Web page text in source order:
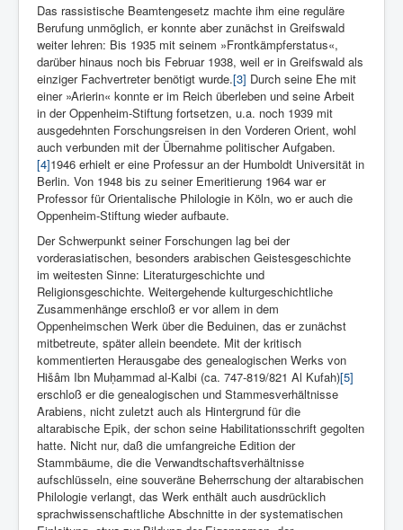
Das rassistische Beamtengesetz machte ihm eine reguläre
Berufung unmöglich, er konnte aber zunächst in Greifswald
weiter lehren: Bis 1935 mit seinem »Frontkämpferstatus«,
darüber hinaus noch bis Februar 1938, weil er in Greifswald als
einziger Fachvertreter benötigt wurde.[3] Durch seine Ehe mit
einer »Arierin« konnte er im Reich überleben und seine Arbeit
in der Oppenheim-Stiftung fortsetzen, u.a. noch 1939 mit
ausgedehnten Forschungsreisen in den Vorderen Orient, wohl
auch verbunden mit der Übernahme politischer Aufgaben.
[4]1946 erhielt er eine Professur an der Humboldt Universität in
Berlin. Von 1948 bis zu seiner Emeritierung 1964 war er
Professor für Orientalische Philologie in Köln, wo er auch die
Oppenheim-Stiftung wieder aufbaute.
Der Schwerpunkt seiner Forschungen lag bei der
vorderasiatischen, besonders arabischen Geistesgeschichte
im weitesten Sinne: Literaturgeschichte und
Religionsgeschichte. Weitergehende kulturgeschichtliche
Zusammenhänge erschloß er vor allem in dem
Oppenheimschen Werk über die Beduinen, das er zunächst
mitbetreute, später allein beendete. Mit der kritisch
kommentierten Herausgabe des genealogischen Werks von
Hišâm Ibn Muḥammad al-Kalbi (ca. 747-819/821 Al Kufah)[5]
erschloß er die genealogischen und Stammesverhältnisse
Arabiens, nicht zuletzt auch als Hintergrund für die
altarabische Epik, der schon seine Habilitationsschrift gegolten
hatte. Nicht nur, daß die umfangreiche Edition der
Stammbäume, die die Verwandtschaftsverhältnisse
aufschlüsseln, eine souveräne Beherrschung der altarabischen
Philologie verlangt, das Werk enthält auch ausdrücklich
sprachwissenschaftliche Abschnitte in der systematischen